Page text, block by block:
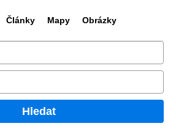
Články Mapy Obrázky
Hledat